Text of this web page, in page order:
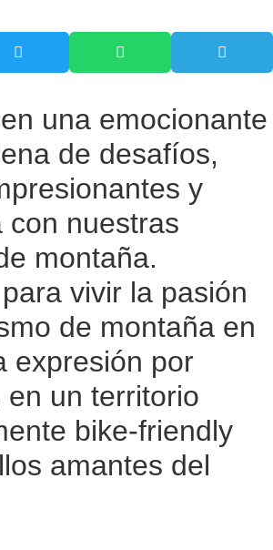
una emocionante
de desafíos,
y
con nuestras
montaña.
vivir la pasión
de montaña en
expresión por
en un territorio
bike-friendly
amantes del